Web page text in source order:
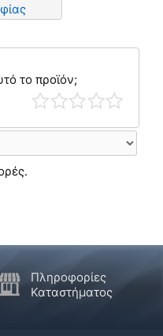
το προϊόν;
Πληροφορίες
Καταστήματος